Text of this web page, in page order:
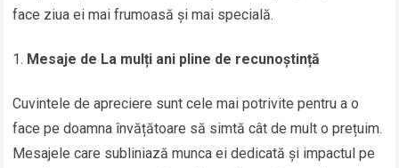
face ziua ei mai frumoasă și mai specială.
Mesaje de La mulți ani pline de recunoștință
Cuvintele de apreciere sunt cele mai potrivite pentru a o
face pe doamna învățătoare să simtă cât de mult o prețuim.
Mesajele care subliniază munca ei dedicată și impactul pe